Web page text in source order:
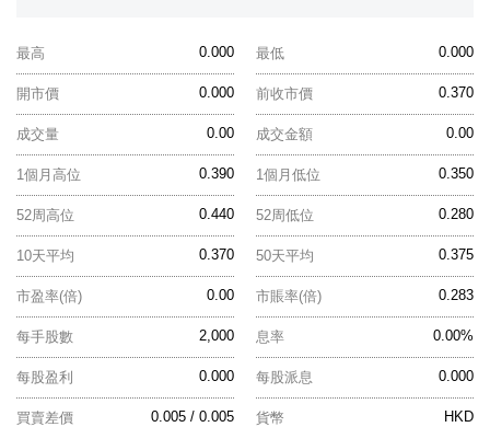
0.000
最高 0.000
最低
0.000
開市價 0.370
前收市價
0.00
成交量 0.00
成交金額
0.390
1個月高位 0.350
1個月低位
0.440
52周高位 0.280
52周低位
0.370
10天平均 0.375
50天平均
0.00
市盈率(倍) 0.283
市賬率(倍)
2,000
每手股數 0.00%
息率
0.000
每股盈利 0.000
每股派息
0.005 / 0.005
買賣差價 HKD
貨幣